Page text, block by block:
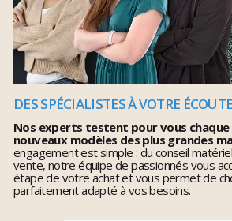
DES SPÉCIALISTES À VOTRE ÉCOUTE
Nos experts testent pour vous chaque
nouveaux modèles des plus grandes
engagement est simple : du conseil
vente, notre équipe de passionnés vous
étape de votre achat et vous permet de
parfaitement adapté à vos besoins.